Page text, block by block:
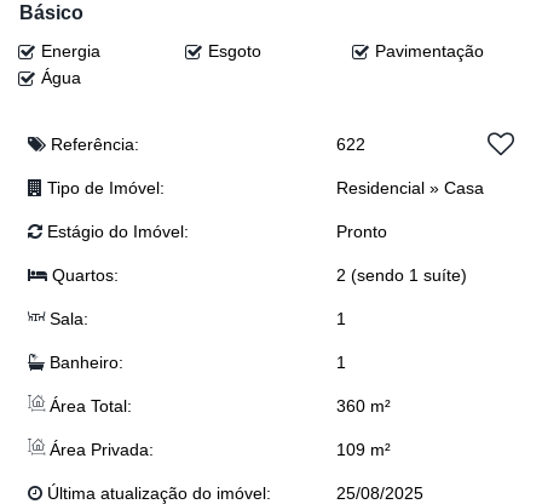
📲 Entre em contato e agende sua visita!
📲 Eloy: (47) 99941-0041
📲 Djonatan: (47) 99624-2007
📲 Anderson: (47) 98468-0283
📲 Junior: (47) 99767-2341
Básico
Energia Esgoto
Pavimentação
Água
Referência: 622
Tipo de Imóvel: Residencial » Casa
Estágio do Imóvel: Pronto
Quartos: 2 (sendo 1 suíte)
Sala: 1
Banheiro: 1
Área Total: 360 m²
Área Privada: 109 m²
Última atualização do imóvel: 25/08/2025